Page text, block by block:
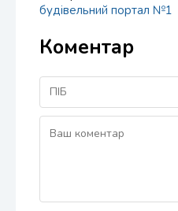
будівельний портал №1
Коментар